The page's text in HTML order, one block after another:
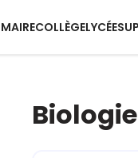
COLLÈGELYCÉE